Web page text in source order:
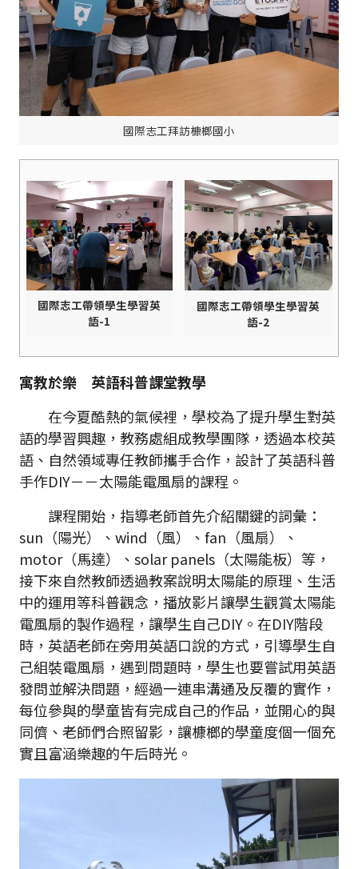
國際志工拜訪槺榔國小
國際志工帶領學生學習英
語-1
國際志工帶領學生學習英
語-2
寓教於樂 英語科普課堂教學
在今夏酷熱的氣候裡，學校為了提升學生對英
語的學習興趣，教務處組成教學團隊，透過本校英
語、自然領域專任教師攜手合作，設計了英語科普
手作DIY－－太陽能電風扇的課程。
課程開始，指導老師首先介紹關鍵的詞彙：
sun（陽光）、wind（風）、fan（風扇）、
motor（馬達）、solar panels（太陽能板）等，
接下來自然教師透過教案說明太陽能的原理、生活
中的運用等科普觀念，播放影片讓學生觀賞太陽能
電風扇的製作過程，讓學生自己DIY。在DIY階段
時，英語老師在旁用英語口說的方式，引導學生自
己組裝電風扇，遇到問題時，學生也要嘗試用英語
發問並解決問題，經過一連串溝通及反覆的實作，
每位參與的學童皆有完成自己的作品，並開心的與
同儕、老師們合照留影，讓槺榔的學童度個一個充
實且富涵樂趣的午后時光。